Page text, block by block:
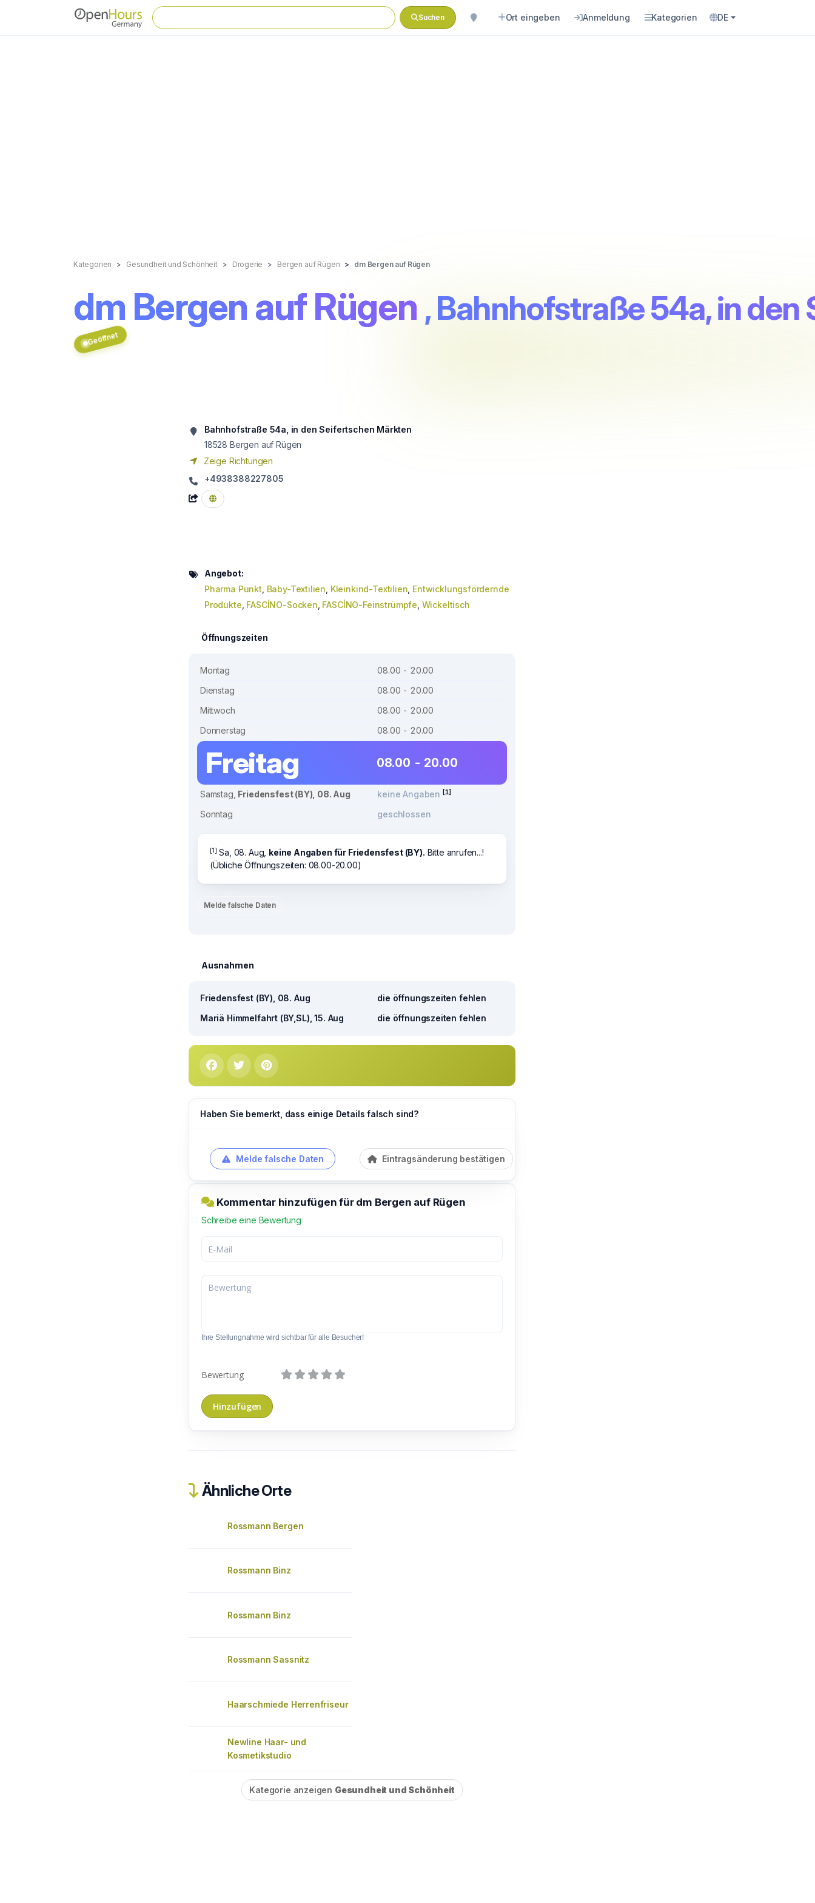
Suchen Ort eingeben Anmeldung Kategorien DE
Kategorien Gesundheit und Schönheit Drogerie Bergen auf Rügen dm Bergen auf Rügen
dm Bergen auf Rügen , Bahnhofstraße 54a, in
Geöffnet
Bahnhofstraße 54a, in den Seifertschen Märkten
18528 Bergen auf Rügen
Zeige Richtungen
+4938388227805
Angebot:
Pharma Punkt Baby-Textilien Kleinkind-Textilien Entwicklungsfördernde
Produkte FASCÍNO-Socken FASCÍNO-Feinstrümpfe Wickeltisch
Öffnungszeiten
Montag
08.00 - 20.00
Dienstag
08.00 - 20.00
Mittwoch
08.00 - 20.00
Donnerstag
08.00 - 20.00
Freitag 08.00 - 20.00
Samstag, Friedensfest (BY), 08. Aug keine Angaben [1]
Sonntag geschlossen
[1] Sa, 08. Aug, keine Angaben für Friedensfest (BY). Bitte anrufen...!
(Übliche Öffnungszeiten: 08.00-20.00)
Melde falsche Daten
Ausnahmen
Friedensfest (BY), 08. Aug
die öffnungszeiten fehlen
Mariä Himmelfahrt (BY,SL), 15. Aug
die öffnungszeiten fehlen
Haben Sie bemerkt, dass einige Details falsch sind?
Melde falsche Daten Eintragsänderung bestätigen
Kommentar hinzufügen für dm Bergen auf Rügen
Schreibe eine Bewertung
Ihre Stellungnahme wird sichtbar für alle Besucher!
Bewertung
Ähnliche Orte
Rossmann Bergen
Rossmann Binz
Rossmann Binz
Rossmann Sassnitz
Haarschmiede Herrenfriseur
Newline Haar- und
Kosmetikstudio
Kategorie anzeigen Gesundheit und Schönheit